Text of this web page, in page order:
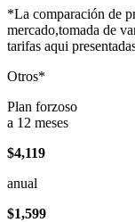
*La comparación de
mercado,tomada de
tarifas aqui
Otros*
Plan forzoso
a 12 meses
$4,119
anual
$1,599